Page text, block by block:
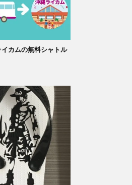
カムの無料シャトル